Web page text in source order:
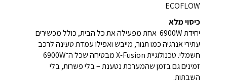
כיסוי מלא
יחידת 6900W אחת מפעילה את כל הבית, כולל מכשירים
עתירי אנרגיה כמו תנור, מייבש ואפילו עמדת טעינה לרכב
חשמלי. טכנולוגיית X-Fusion מבטיחה שכל ה־6900W
זמינים גם בזמן שהמערכת נטענת – בלי פשרות, בלי
השבתות.